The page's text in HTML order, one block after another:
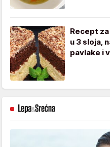
Recept
u 3 sloja,
pavlake i